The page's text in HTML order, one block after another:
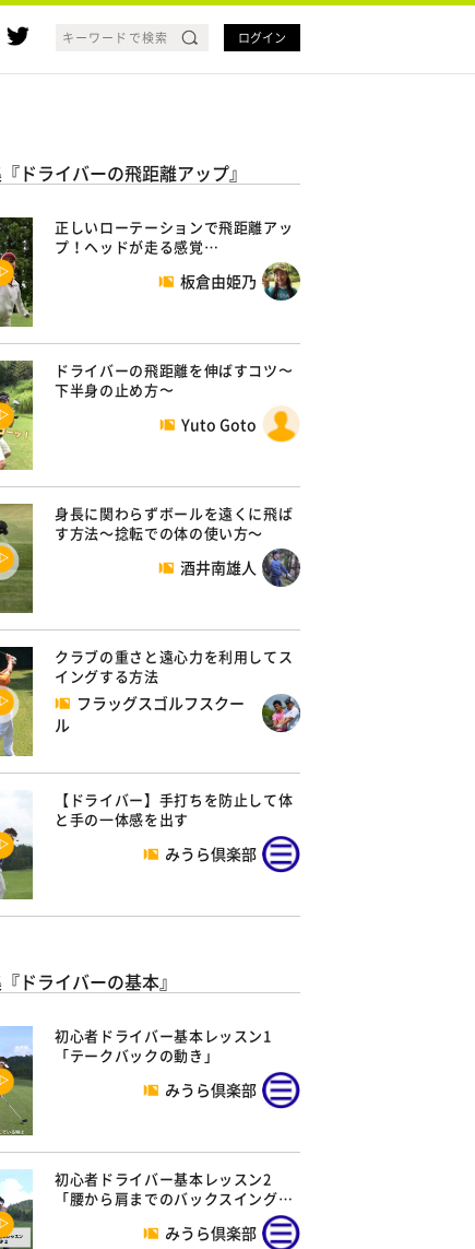
ログイン
ドライバーの飛距離アップ』
正しいローテーションで飛距離アッ
プ！ヘッドが走る感覚…
板倉由姫乃
ドライバーの飛距離を伸ばすコツ〜
下半身の止め方〜
Yuto Goto
身長に関わらずボールを遠くに飛ば
す方法～捻転での体の使い方～
酒井南雄人
クラブの重さと遠心力を利用してス
イングする方法
フラッグスゴルフスクー
ル
【ドライバー】手打ちを防止して体
と手の一体感を出す
みうら倶楽部
ドライバーの基本』
初心者ドライバー基本レッスン1
「テークバックの動き」
みうら倶楽部
初心者ドライバー基本レッスン2
「腰から肩までのバックスイング…
みうら倶楽部